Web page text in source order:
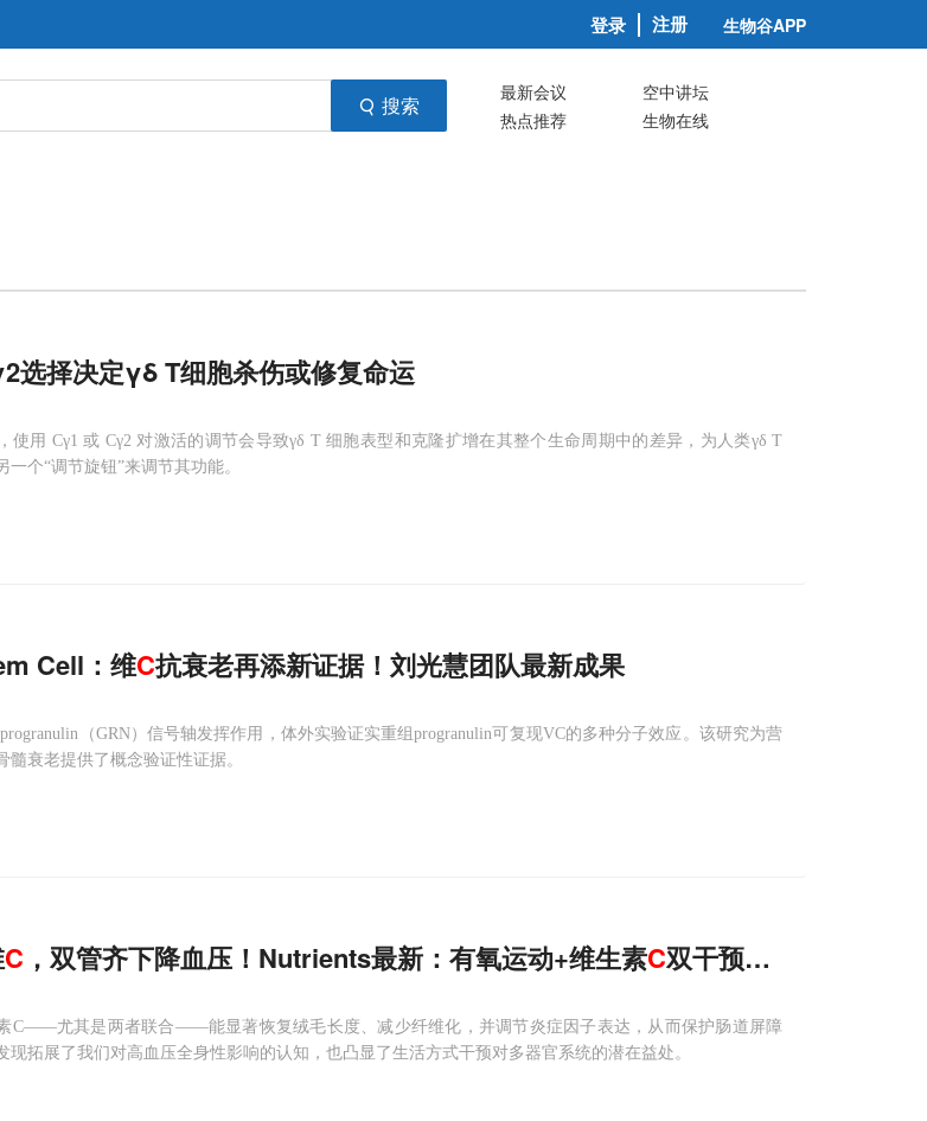
登录 注册 生物谷APP
搜索 最新会议
空中讲坛
热点推荐
生物在线
选择决定γδ T细胞杀伤或修复命运
使用 Cγ1 或 Cγ2 对激活的调节会导致γδ T 细胞表型和克隆扩增在其整个生命周期中的差异，为人类γδ T
一个“调节旋钮”来调节其功能。
Cell：维C抗衰老再添新证据！刘光慧团队最新成果
（GRN）信号轴发挥作用，体外实验证实重组progranulin可复现VC的多种分子效应。该研究为营
髓衰老提供了概念验证性证据。
C ，双管齐下降血压！Nutrients最新：有氧运动+维生素C双干预，协同降低血
C——尤其是两者联合——能显著恢复绒毛长度、减少纤维化，并调节炎症因子表达，从而保护肠道屏障
现拓展了我们对高血压全身性影响的认知，也凸显了生活方式干预对多器官系统的潜在益处。